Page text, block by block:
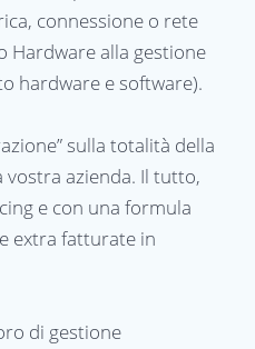
connessione o rete
Hardware alla gestione
hardware e software).
sulla totalità della
azienda. Il tutto,
e con una formula
extra fatturate in
di gestione